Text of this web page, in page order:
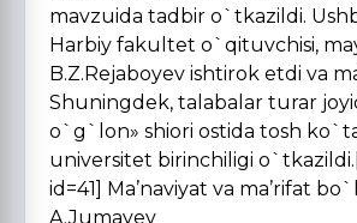
mavzuida tadbir o`tkazildi.
Harbiy fakultet o`qituvchisi,
B.Z.Rejaboyev ishtirok etdi va
Shuningdek, talabalar turar
o`g`lon» shiori ostida tosh
universitet birinchiligi
id=41] Ma’naviyat va ma’rifat
A.Jumayev